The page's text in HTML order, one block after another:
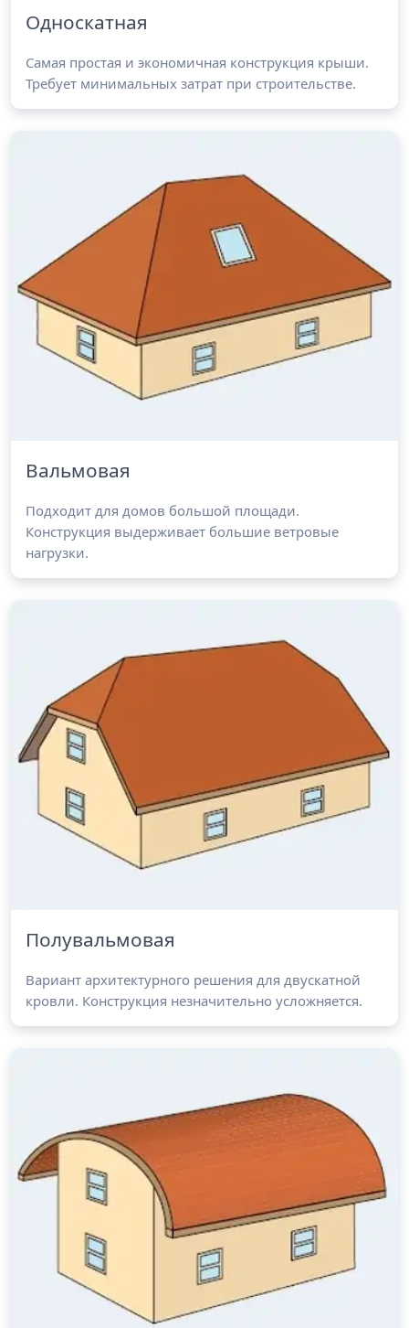
Односкатная
Самая простая и экономичная конструкция крыши.
Требует минимальных затрат при строительстве.
Вальмовая
Подходит для домов большой площади.
Конструкция выдерживает большие ветровые
нагрузки.
Полувальмовая
Вариант архитектурного решения для двускатной
кровли. Конструкция незначительно усложняется.